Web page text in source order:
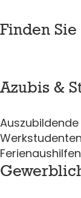
Fin­den Sie
Azu­bis &